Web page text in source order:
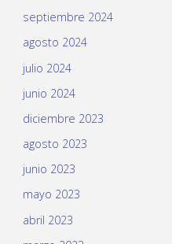
septiembre 2024
agosto 2024
julio 2024
junio 2024
diciembre 2023
agosto 2023
junio 2023
mayo 2023
abril 2023